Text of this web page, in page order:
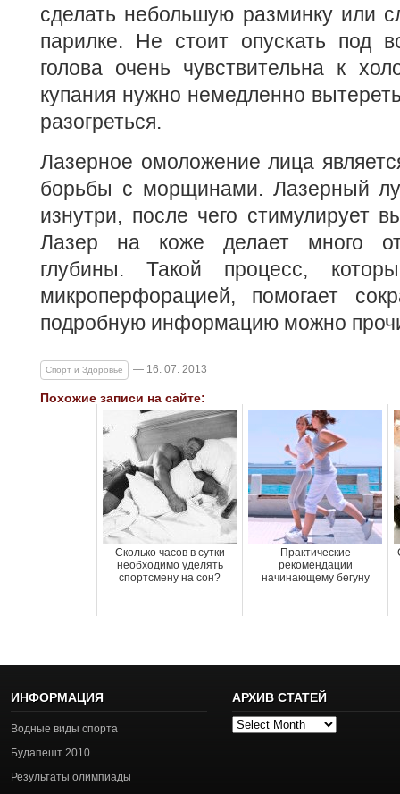
сделать небольшую разминку или
парилке. Не стоит опускать под
голова очень чувствительна к
купания нужно немедленно
разогреться.
Лазерное омоложение лица
борьбы с морщинами. Лазерный
изнутри, после чего стимулирует
Лазер на коже делает много
глубины. Такой процесс,
микроперфорацией, помогает
подробную информацию можно
Спорт и Здоровье — 16. 07. 2013
Похожие записи на сайте:
Сколько часов в сутки
необходимо уделять
спортсмену на сон?
Практические
рекомендации
начинающему бегуну
ИНФОРМАЦИЯ
Водные виды спорта
Будапешт 2010
Результаты олимпиады
АРХИВ СТАТЕЙ
Архив